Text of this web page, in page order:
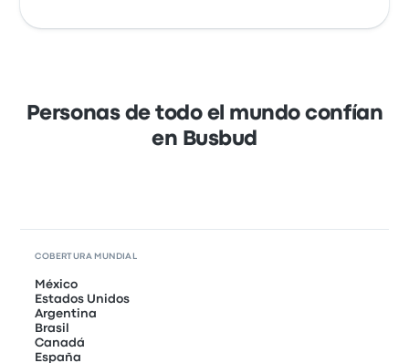
Personas de todo el mundo confían
en Busbud
COBERTURA MUNDIAL
México
Estados Unidos
Argentina
Brasil
Canadá
España